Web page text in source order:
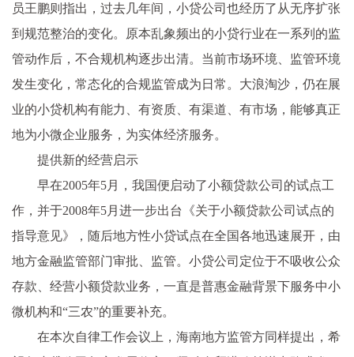
员王鹏则指出，过去几年间，小贷公司也经历了从无序扩张
到规范整治的变化。原本乱象频出的小贷行业在一系列的监
管动作后，不合规机构逐步出清。当前市场环境、监管环境
发生变化，常态化的合规监管成为日常。大浪淘沙，仍在展
业的小贷机构有能力、有资质、有渠道、有市场，能够真正
地为小微企业服务，为实体经济服务。
提供新的经营启示
早在2005年5月，我国便启动了小额贷款公司的试点工
作，并于2008年5月进一步出台《关于小额贷款公司试点的
指导意见》，随后地方性小贷试点在全国各地迅速展开，由
地方金融监管部门审批、监管。小贷公司定位于不吸收公众
存款、经营小额贷款业务，一直是普惠金融背景下服务中小
微机构和“三农”的重要补充。
在本次自律工作会议上，海南地方监管方同样提出，希